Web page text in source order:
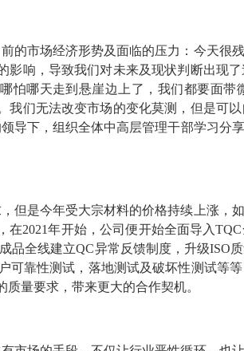
的市场经济形势及面临的压力：今天很
影响，导致我们对未来及现状判断出现
怕哪天走到悬崖边上了，我们都要面
我们无法改变市场的变化莫测，但是可
导下，组织全体中高层管理干部学习分
但是今年受大宗材料的价格持续上涨，
在2021年开始，公司便开始全面导入
品全线建立QC异常反馈制度，升级ISO
可靠性测试，落地测试及破坏性测试等
量要求，带来更大的合作契机。